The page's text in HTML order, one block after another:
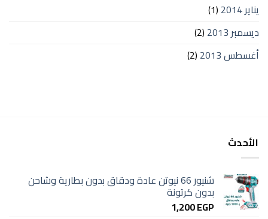
يناير 2014
(1)
ديسمبر 2013
(2)
أغسطس 2013
(2)
الأحدث
شنيور 66 نيوتن عادة ودقاق بدون بطارية وشاحن
بدون كرتونة
1,200EGP